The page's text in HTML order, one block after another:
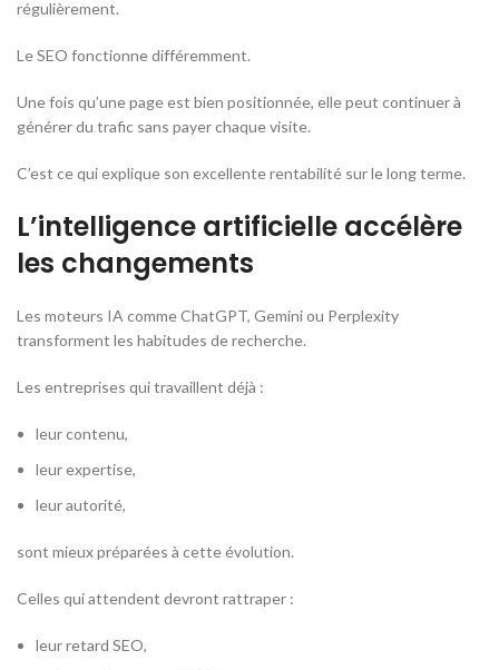
régulièrement.
Le SEO fonctionne différemment.
Une fois qu’une page est bien positionnée, elle peut continuer à
générer du trafic sans payer chaque visite.
C’est ce qui explique son excellente rentabilité sur le long terme.
L’intelligence artificielle accélère
les changements
Les moteurs IA comme ChatGPT, Gemini ou Perplexity
transforment les habitudes de recherche.
Les entreprises qui travaillent déjà :
leur contenu,
leur expertise,
leur autorité,
sont mieux préparées à cette évolution.
Celles qui attendent devront rattraper :
leur retard SEO,